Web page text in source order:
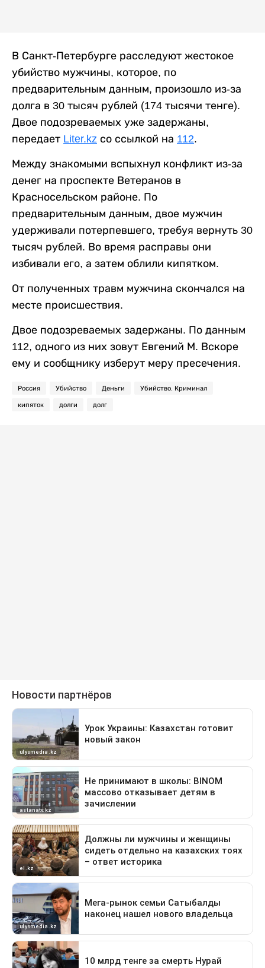
В Санкт-Петербурге расследуют жестокое
убийство мужчины, которое, по
предварительным данным, произошло из-за
долга в 30 тысяч рублей (174 тысячи тенге).
Двое подозреваемых уже задержаны,
передает Liter.kz со ссылкой на 112.
Между знакомыми вспыхнул конфликт из-за
денег на проспекте Ветеранов в
Красносельском районе. По
предварительным данным, двое мужчин
удерживали потерпевшего, требуя вернуть 30
тысяч рублей. Во время расправы они
избивали его, а затем облили кипятком.
От полученных травм мужчина скончался на
месте происшествия.
Двое подозреваемых задержаны. По данным
112, одного из них зовут Евгений М. Вскоре
ему и сообщнику изберут меру пресечения.
Россия Убийство Деньги Убийство. Криминал
кипяток долги долг